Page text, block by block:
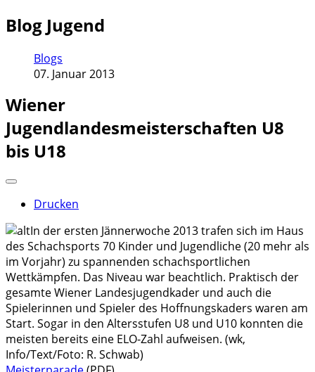
Blog Jugend
Blogs
07. Januar 2013
Wiener
Jugendlandesmeisterschaften U8
bis U18
Drucken
In der ersten Jännerwoche 2013 trafen sich im Haus
des Schachsports 70 Kinder und Jugendliche (20 mehr als
im Vorjahr) zu spannenden schachsportlichen
Wettkämpfen. Das Niveau war beachtlich. Praktisch der
gesamte Wiener Landesjugendkader und auch die
Spielerinnen und Spieler des Hoffnungskaders waren am
Start. Sogar in den Altersstufen U8 und U10 konnten die
meisten bereits eine ELO-Zahl aufweisen. (wk,
Info/Text/Foto: R. Schwab)